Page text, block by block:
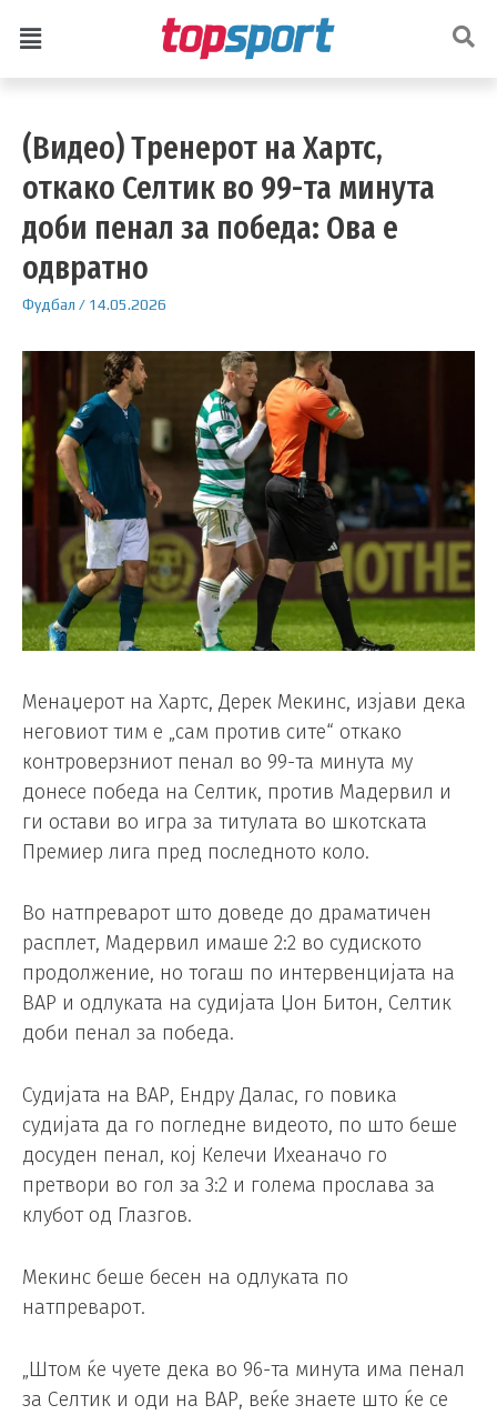
(Видео) Тренерот на Хартс,
откако Селтик во 99-та минута
доби пенал за победа: Ова е
одвратно
Фудбал / 14.05.2026
Менаџерот на Хартс, Дерек Мекинс, изјави дека
неговиот тим е „сам против сите“ откако
контроверзниот пенал во 99-та минута му
донесе победа на Селтик, против Мадервил и
ги остави во игра за титулата во шкотската
Премиер лига пред последното коло.
Во натпреварот што доведе до драматичен
расплет, Мадервил имаше 2:2 во судиското
продолжение, но тогаш по интервенцијата на
ВАР и одлуката на судијата Џон Битон, Селтик
доби пенал за победа.
Судијата на ВАР, Ендру Далас, го повика
судијата да го погледне видеото, по што беше
досуден пенал, кој Келечи Ихеаначо го
претвори во гол за 3:2 и голема прослава за
клубот од Глазгов.
Мекинс беше бесен на одлуката по
натпреварот.
„Штом ќе чуете дека во 96-та минута има пенал
за Селтик и оди на ВАР, веќе знаете што ќе се